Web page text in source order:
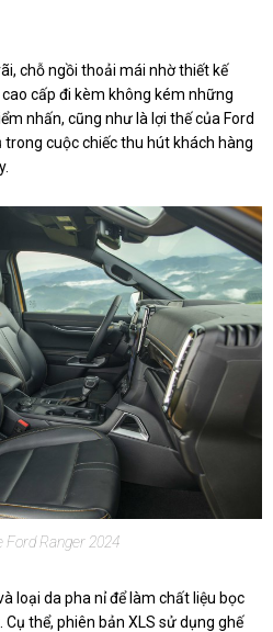
chỗ ngồi thoải mái nhờ thiết kế
cấp đi kèm không kém những
nhấn, cũng như là lợi thế của Ford
trong cuộc chiếc thu hút khách hàng
Ford Ranger 2024
loại da pha nỉ để làm chất liệu bọc
thể, phiên bản XLS sử dụng ghế